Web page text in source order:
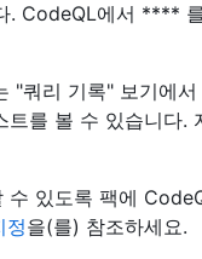
. CodeQL에서 ****
"쿼리 기록" 보기에
를 볼 수 있습니다.
있도록 팩에
정을(를) 참조하세요.